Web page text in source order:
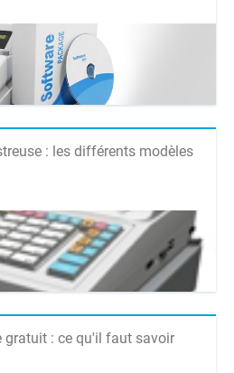
: les différents modèles
gratuit : ce qu'il faut savoir